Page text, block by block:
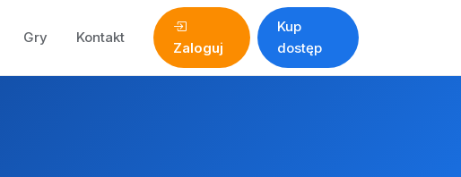
Gry Kontakt
Zaloguj
Kup
dostęp